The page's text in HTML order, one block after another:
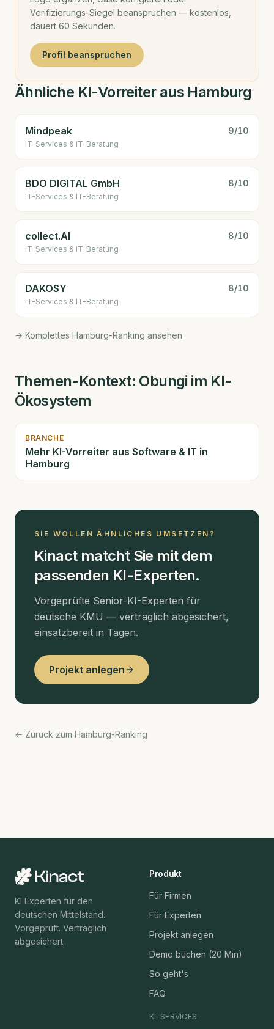
Verifizierungs-Siegel beanspruchen — kostenlos,
dauert 60 Sekunden.
Profil beanspruchen
Ähnliche KI-Vorreiter aus Hamburg
Mindpeak 9/10
IT-Services & IT-Beratung
BDO DIGITAL GmbH 8/10
IT-Services & IT-Beratung
collect.AI 8/10
IT-Services & IT-Beratung
DAKOSY 8/10
IT-Services & IT-Beratung
→ Komplettes Hamburg-Ranking ansehen
Themen-Kontext: Obungi im KI-
Ökosystem
BRANCHE
Mehr KI-Vorreiter aus Software & IT in
Hamburg
SIE WOLLEN ÄHNLICHES UMSETZEN?
Kinact matcht Sie mit dem
passenden KI-Experten.
Vorgeprüfte Senior-KI-Experten für
deutsche KMU — vertraglich abgesichert,
einsatzbereit in Tagen.
Projekt anlegen
← Zurück zum Hamburg-Ranking
KI Experten für den
deutschen Mittelstand.
Vorgeprüft. Vertraglich
abgesichert.
Produkt
Für Firmen
Für Experten
Projekt anlegen
Demo buchen (20 Min)
So geht's
FAQ
KI-SERVICES